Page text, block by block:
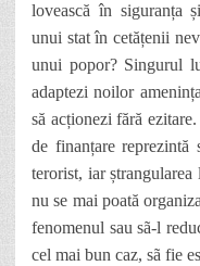
lovească în siguranța
unui stat în cetățenii
unui popor? Singurul
adaptezi noilor
să acționezi fără
de finanțare reprezintă
terorist, iar
nu se mai poată
fenomenul sau sã-l
cel mai bun caz, sã fie